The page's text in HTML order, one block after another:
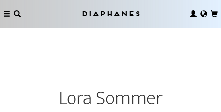
Diaphanes
Lora Sommer